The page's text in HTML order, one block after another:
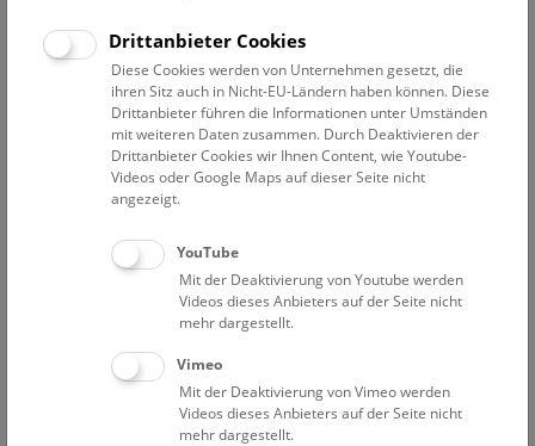
Verantwortlichkeit für die Erhaltung und sachkundige
Verwaltung der Sammlung.
Das Material, zusammen mit seinen zugehörigen
Sammlungsdaten, bildet den Ausgangspunkt für eine
Vielzahl von wissenschaftlichen Auswertungen, die von der
Grundlagenforschung bis hin zu angewandten Bereichen
naturwissenschaftlichen Kernbereich ergeben sich als
weitere wesentliche Aufgaben auch Aspekte der
Wissenschaftsgeschichte, der biographischen und
soziokulturellen Forschung.
Im Bereich der Schausammlung sollen Ziele der
Wissensverbreitung unter Berücksichtigung didaktischer und
ästhetischer Gesichtspunkte umgesetzt werden, wobei der
Drittanbieter Cookies
Diese Cookies werden von Unternehmen gesetzt, die
ihren Sitz auch in Nicht-EU-Ländern haben können. Diese
Drittanbieter führen die Informationen unter Umständen
mit weiteren Daten zusammen. Durch Deaktivieren der
Drittanbieter Cookies wir Ihnen Content, wie Youtube-
Videos oder Google Maps auf dieser Seite nicht
angezeigt.
YouTube
Mit der Deaktivierung von Youtube werden
Videos dieses Anbieters auf der Seite nicht
mehr dargestellt.
Vimeo
Mit der Deaktivierung von Vimeo werden
Videos dieses Anbieters auf der Seite nicht
mehr dargestellt.